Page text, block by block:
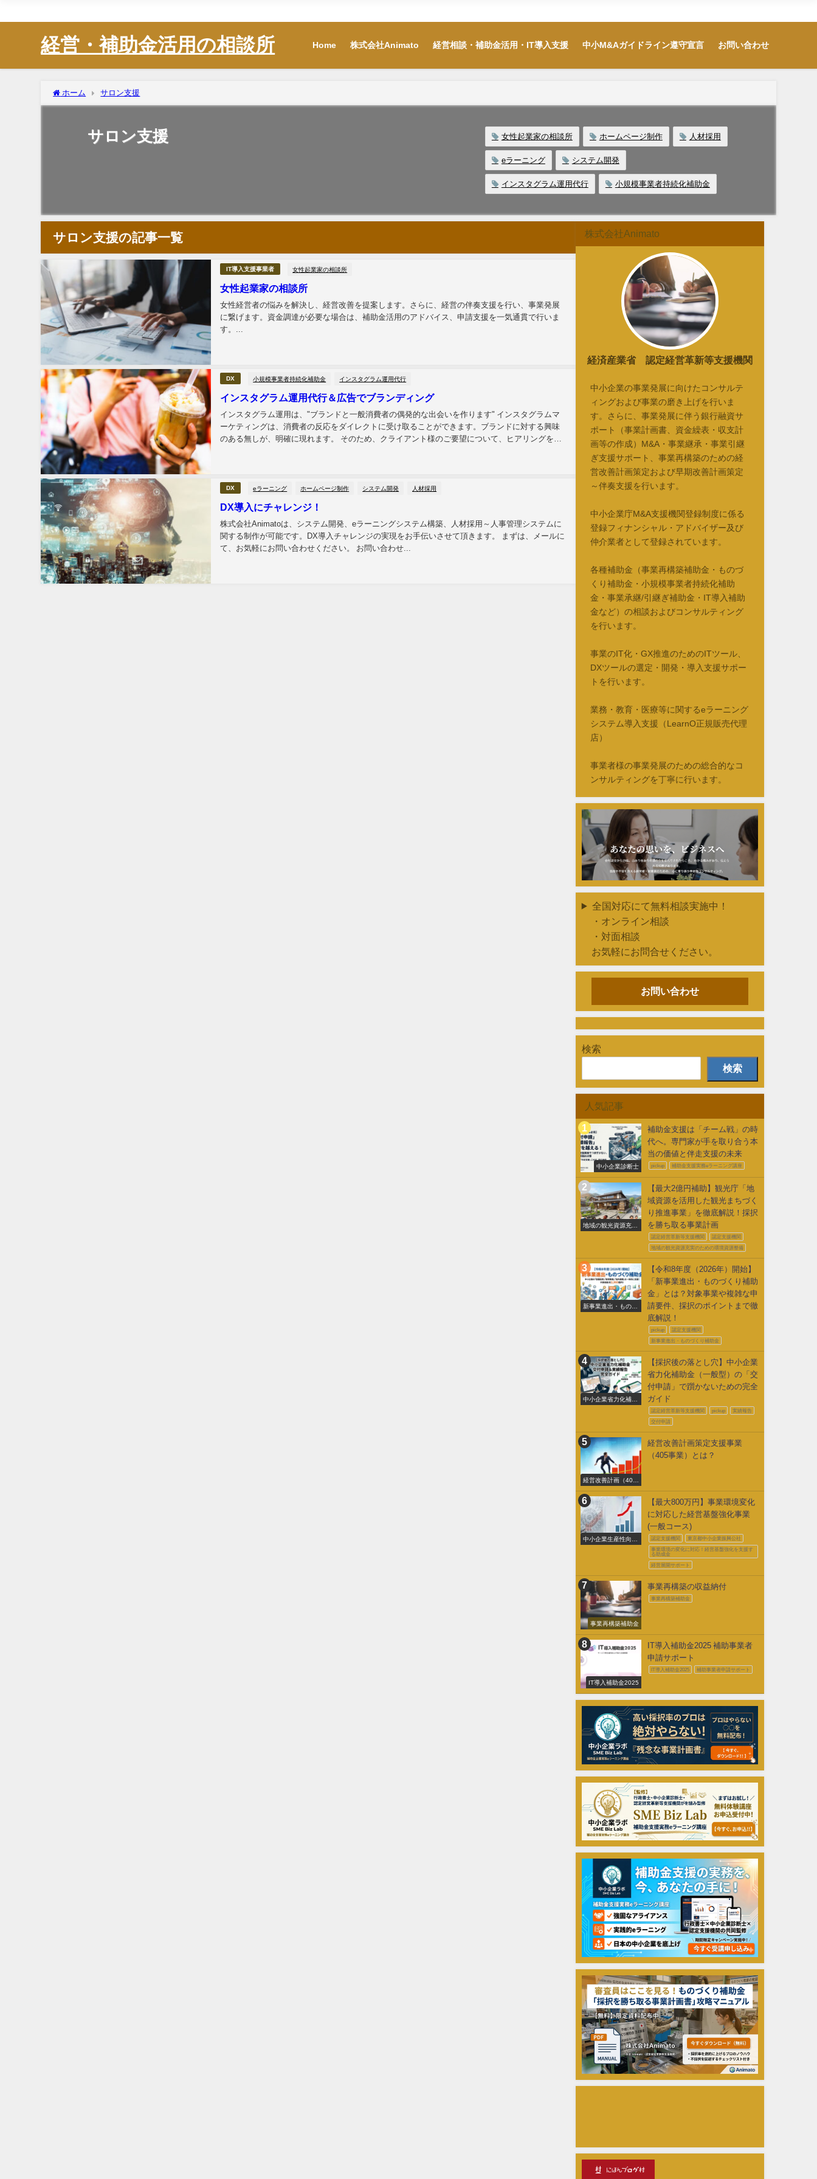
経営・補助金活用の相談所 Home 株式会社Animato 経営相談・補助金活用・IT導入支援 中小M&Aガイドライン遵守宣言 お問い合わせ
ホーム サロン支援
サロン支援 女性起業家の相談所 ホームページ制作 人材採用
eラーニング システム開発
インスタグラム運用代行 小規模事業者持続化補助金
サロン支援の記事一覧
IT導入支援事業者 女性起業家の相談所
女性起業家の相談所
女性経営者の悩みを解決し、経営改善を提案します。さらに、経営の伴奏支援を行い、事業発展
に繋げます。資金調達が必要な場合は、補助金活用のアドバイス、申請支援を一気通貫で行いま
す。...
DX 小規模事業者持続化補助金 インスタグラム運用代行
インスタグラム運用代行＆広告でブランディング
インスタグラム運用は、"ブランドと一般消費者の偶発的な出会いを作ります" インスタグラムマ
ーケティングは、消費者の反応をダイレクトに受け取ることができます。ブランドに対する興味
のある無しが、明確に現れます。 そのため、クライアント様のご要望について、ヒアリングを行
DX eラーニング ホームページ制作 システム開発 人材採用
DX導入にチャレンジ！
株式会社Animatoは、システム開発、eラーニングシステム構築、人材採用～人事管理システムに
関する制作が可能です。DX導入チャレンジの実現をお手伝いさせて頂きます。 まずは、メールに
て、お気軽にお問い合わせください。 お問い合わせ...
株式会社Animato
経済産業省 認定経営革新等支援機関
中小企業の事業発展に向けたコンサルテ
ィングおよび事業の磨き上げを行いま
す。さらに、事業発展に伴う銀行融資サ
ポート（事業計画書、資金繰表・収支計
画等の作成）M&A・事業継承・事業引継
ぎ支援サポート、事業再構築のための経
営改善計画策定および早期改善計画策定
～伴奏支援を行います。
中小企業庁M&A支援機関登録制度に係る
登録フィナンシャル・アドバイザー及び
仲介業者として登録されています。
各種補助金（事業再構築補助金・ものづ
くり補助金・小規模事業者持続化補助
金・事業承継/引継ぎ補助金・IT導入補助
金など）の相談およびコンサルティング
を行います。
事業のIT化・GX推進のためのITツール、
DXツールの選定・開発・導入支援サポー
トを行います。
業務・教育・医療等に関するeラーニング
システム導入支援（LearnO正規販売代理
店）
事業者様の事業発展のための総合的なコ
ンサルティングを丁寧に行います。
全国対応にて無料相談実施中！
・オンライン相談
・対面相談
お気軽にお問合せください。
お問い合わせ
検索
検索
人気記事
中小企業診断士
補助金支援は「チーム戦」の時
代へ。専門家が手を取り合う本
当の価値と伴走支援の未来
pickup 補助金支援実務eラーニング講座
地域の観光資源充実
【最大2億円補助】観光庁「地
域資源を活用した観光まちづく
り推進事業」を徹底解説！採択
を勝ち取る事業計画
認定経営革新等支援機関 認定支援機関
地域の観光資源充実のための環境資源整備
新事業進出・ものづ
【令和8年度（2026年）開始】
「新事業進出・ものづくり補助
金」とは？対象事業や複雑な申
請要件、採択のポイントまで徹
底解説！
pickup 認定支援機関
新事業進出・ものづくり補助金
中小企業省力化補助
【採択後の落とし穴】中小企業
省力化補助金（一般型）の「交
付申請」で躓かないための完全
ガイド
認定経営革新等支援機関 pickup 実績報告
交付申請
経営改善計画（405
事業）
経営改善計画策定支援事業
（405事業）とは？
中小企業生産性向上
【最大800万円】事業環境変化
に対応した経営基盤強化事業
(一般コース)
認定支援機関 東京都中小企業振興公社
事業環境の変化に対応！経営基盤強化を支援す
る助成金
経営展開サポート
事業再構築補助金
事業再構築の収益納付
事業再構築補助金
IT導入補助金2025
IT導入補助金2025 補助事業者
申請サポート
IT導入補助金2025 補助事業者申請サポート